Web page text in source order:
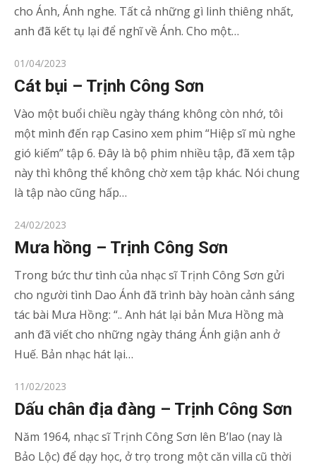
cho Ánh, Ánh nghe. Tất cả những gì linh thiêng nhất,
anh đã kết tụ lại để nghĩ về Ánh. Cho một…
Posted
on
01/04/2023
Cát bụi – Trịnh Công Sơn
Vào một buổi chiều ngày tháng không còn nhớ, tôi
một mình đến rạp Casino xem phim “Hiệp sĩ mù nghe
gió kiếm” tập 6. Đây là bộ phim nhiều tập, đã xem tập
này thì không thể không chờ xem tập khác. Nói chung
là tập nào cũng hấp…
Posted
on
24/02/2023
Mưa hồng – Trịnh Công Sơn
Trong bức thư tình của nhạc sĩ Trịnh Công Sơn gửi
cho người tình Dao Ánh đã trình bày hoàn cảnh sáng
tác bài Mưa Hồng: “.. Anh hát lại bản Mưa Hồng mà
anh đã viết cho những ngày tháng Ánh giận anh ở
Huế. Bản nhạc hát lại…
Posted
on
11/02/2023
Dấu chân địa đàng – Trịnh Công Sơn
Năm 1964, nhạc sĩ Trịnh Công Sơn lên B’lao (nay là
Bảo Lộc) để dạy học, ở trọ trong một căn villa cũ thời